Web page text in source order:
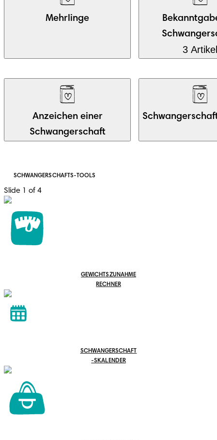
SCHWANGERSCHAFTS-TOOLS
Slide 1 of 4
GEWICHTSZUNAHME
RECHNER
SCHWANGERSCHAFT
-SKALENDER
Mehrlinge
3 Artikel
Anzeichen einer
Schwangerschaft